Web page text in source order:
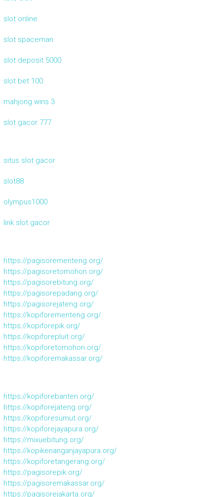
slot online
slot spaceman
slot deposit 5000
slot bet 100
mahjong wins 3
slot gacor 777
situs slot gacor
slot88
olympus1000
link slot gacor
https://pagisorementeng.org/
https://pagisoretomohon.org/
https://pagisorebitung.org/
https://pagisorepadang.org/
https://pagisorejateng.org/
https://kopiforementeng.org/
https://kopiforepik.org/
https://kopiforepluit.org/
https://kopiforetomohon.org/
https://kopiforemakassar.org/
https://kopiforebanten.org/
https://kopiforejateng.org/
https://kopiforesumut.org/
https://kopiforejayapura.org/
https://mixuebitung.org/
https://kopikenanganjayapura.org/
https://kopiforetangerang.org/
https://pagisorepik.org/
https://pagisoremakassar.org/
https://pagisorejakarta.org/